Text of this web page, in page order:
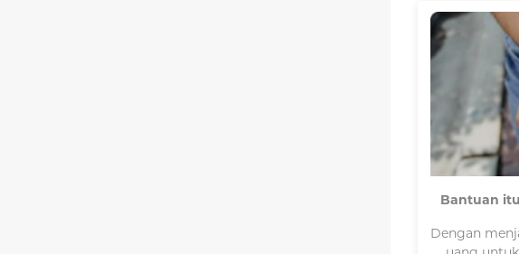
Halo
Saya
kasih
yang
kami.
Saat ini
batuk
Bantuan
Dengan